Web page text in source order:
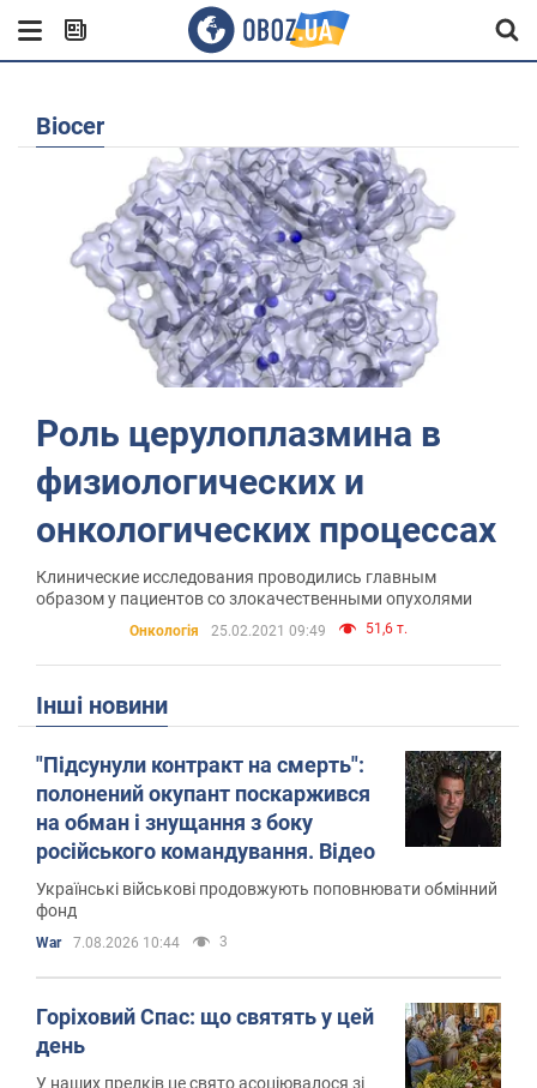
biocer
Роль церулоплазмина в
физиологических и
онкологических процессах
Клинические исследования проводились главным
образом у пациентов со злокачественными опухолями
Онкологія 25.02.2021 09:49 51,6 т.
Інші новини
"Підсунули контракт на смерть":
полонений окупант поскаржився
на обман і знущання з боку
російського командування. Відео
Українські військові продовжують поповнювати обмінний
фонд
War 7.08.2026 10:44 3
Горіховий Спас: що святять у цей
день
У наших предків це свято асоціювалося зі